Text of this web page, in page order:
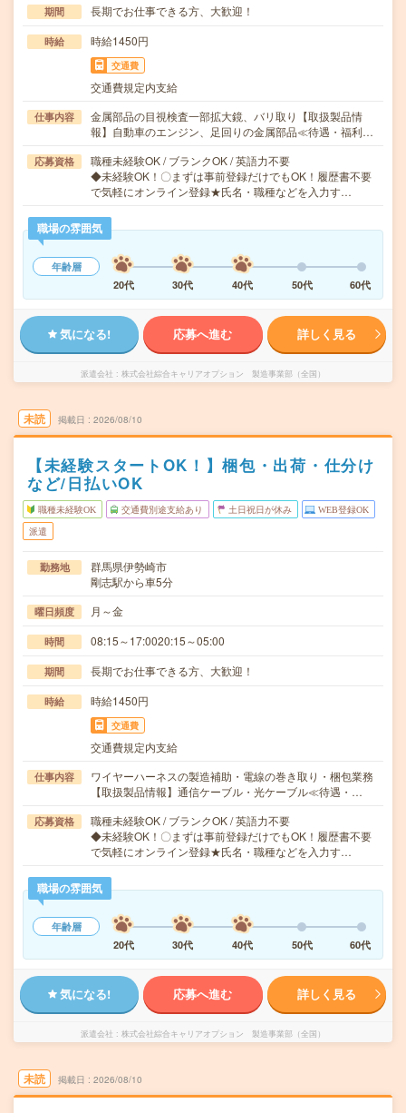
期間 長期でお仕事できる方、大歓迎！
時給 時給1450円
交通費
交通費規定内支給
仕事内容
金属部品の目視検査一部拡大鏡、バリ取り【取扱製品情
報】自動車のエンジン、足回りの金属部品≪待遇・福利…
応募資格
職種未経験OK / ブランクOK / 英語力不要
◆未経験OK！〇まずは事前登録だけでもOK！履歴書不要
で気軽にオンライン登録★氏名・職種などを入力す…
職場の雰囲気
年齢層
20代
30代 40代 50代 60代
気になる! 応募へ進む 詳しく見る
派遣会社 株式会社綜合キャリアオプション 製造事業部（全国）
未読 掲載日 2026/08/10
【未経験スタートOK！】梱包・出荷・仕分け
など/日払いOK
職種未経験OK 交通費別途支給あり 土日祝日が休み WEB登録OK
派遣
勤務地
群馬県伊勢崎市
剛志駅から車5分
曜日頻度 月～金
時間 08:15～17:0020:15～05:00
期間 長期でお仕事できる方、大歓迎！
時給 時給1450円
交通費
交通費規定内支給
仕事内容
ワイヤーハーネスの製造補助・電線の巻き取り・梱包業務
【取扱製品情報】通信ケーブル・光ケーブル≪待遇・…
応募資格
職種未経験OK / ブランクOK / 英語力不要
◆未経験OK！〇まずは事前登録だけでもOK！履歴書不要
で気軽にオンライン登録★氏名・職種などを入力す…
職場の雰囲気
年齢層
20代
30代 40代 50代 60代
気になる! 応募へ進む 詳しく見る
派遣会社 株式会社綜合キャリアオプション 製造事業部（全国）
未読 掲載日 2026/08/10